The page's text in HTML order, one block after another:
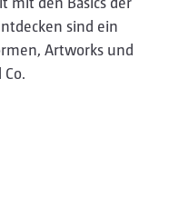
sind ein
Artworks und